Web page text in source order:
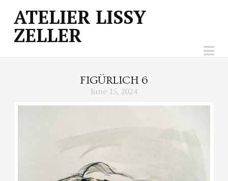
ATELIER
LISSY
ZELLER
ATELIER LISSY
ZELLER
FIGÜRLICH 6
June 15, 2024